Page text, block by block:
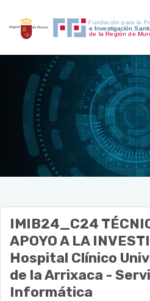
INICIO
ACCESO PERSONAL
IMIB24_C24
APOYO A LA
Hospital Clínico
de la Arrixaca -
Informática